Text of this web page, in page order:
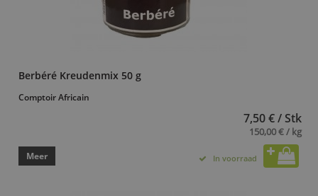
Berbéré Kreudenmix 50 g
Comptoir Africain
7,50 € / Stk
150,00 € / kg
Meer In voorraad